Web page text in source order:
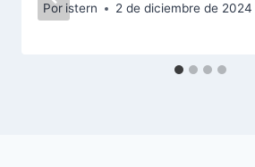
Por istern 2 de diciembre de 2024